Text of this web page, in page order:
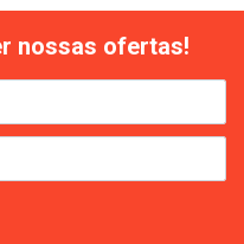
nossas ofertas!